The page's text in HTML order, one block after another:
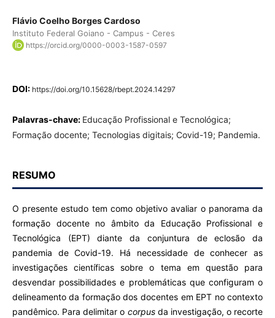
Flávio Coelho Borges Cardoso
Instituto Federal Goiano - Campus - Ceres
https://orcid.org/0000-0003-1587-0597
DOI: https://doi.org/10.15628/rbept.2024.14297
Palavras-chave: Educação Profissional e Tecnológica;
Formação docente; Tecnologias digitais; Covid-19; Pandemia.
RESUMO
O presente estudo tem como objetivo avaliar o panorama da
formação docente no âmbito da Educação Profissional e
Tecnológica (EPT) diante da conjuntura de eclosão da
pandemia de Covid-19. Há necessidade de conhecer as
investigações científicas sobre o tema em questão para
desvendar possibilidades e problemáticas que configuram o
delineamento da formação dos docentes em EPT no contexto
pandêmico. Para delimitar o corpusda investigação, o recorte